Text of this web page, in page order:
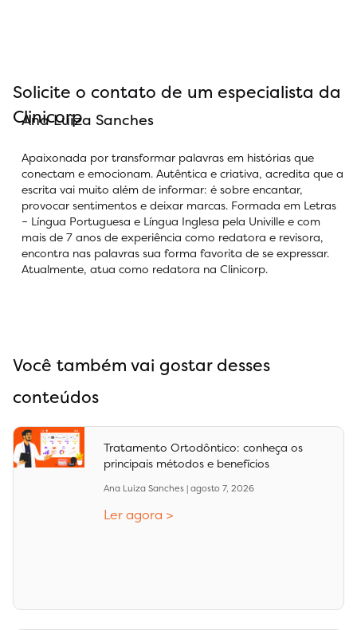
Solicite o contato de um especialista da
Clinicorp
Ana Luiza Sanches
Apaixonada por transformar palavras em histórias que
conectam e emocionam. Autêntica e criativa, acredita que a
escrita vai muito além de informar: é sobre encantar,
provocar sentimentos e deixar marcas. Formada em Letras
– Língua Portuguesa e Língua Inglesa pela Univille e com
mais de 7 anos de experiência como redatora e revisora,
encontra nas palavras sua forma favorita de se expressar.
Atualmente, atua como redatora na Clinicorp.
Você também vai gostar desses
conteúdos
Tratamento Ortodôntico: conheça os
principais métodos e benefícios
Ana Luiza Sanches agosto 7, 2026
Ler agora >